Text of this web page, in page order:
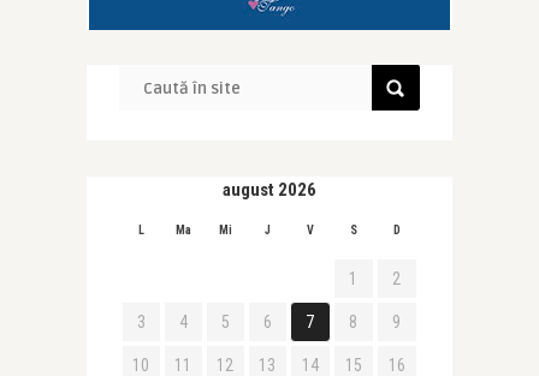
august 2026
L Ma Mi J V S D
1 2
3 4 5 6 7 8 9
10 11 12 13 14 15 16